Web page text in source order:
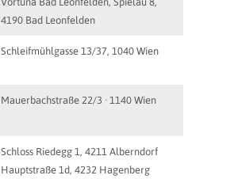
4190 Bad Leonfelden
Schleifmühlgasse 13/37, 1040 Wien
Mauerbachstraße 22/3 · 1140 Wien
Schloss Riedegg 1, 4211 Alberndorf
Hauptstraße 1d, 4232 Hagenberg